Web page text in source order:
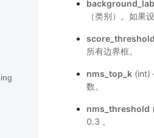
（类别）。如果
所有边界框。
nms_top_k(int)
数。
nms_threshold
0.3 。